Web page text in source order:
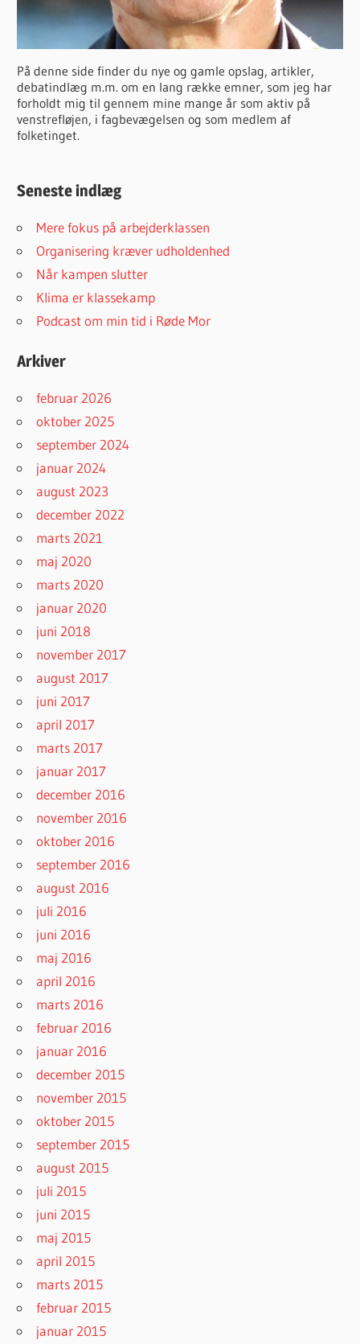
På denne side finder du nye og gamle opslag, artikler,
debatindlæg m.m. om en lang række emner, som jeg har
forholdt mig til gennem mine mange år som aktiv på
venstrefløjen, i fagbevægelsen og som medlem af
folketinget.
Seneste indlæg
Mere fokus på arbejderklassen
Organisering kræver udholdenhed
Når kampen slutter
Klima er klassekamp
Podcast om min tid i Røde Mor
Arkiver
februar 2026
oktober 2025
september 2024
januar 2024
august 2023
december 2022
marts 2021
maj 2020
marts 2020
januar 2020
juni 2018
november 2017
august 2017
juni 2017
april 2017
marts 2017
januar 2017
december 2016
november 2016
oktober 2016
september 2016
august 2016
juli 2016
juni 2016
maj 2016
april 2016
marts 2016
februar 2016
januar 2016
december 2015
november 2015
oktober 2015
september 2015
august 2015
juli 2015
juni 2015
maj 2015
april 2015
marts 2015
februar 2015
januar 2015